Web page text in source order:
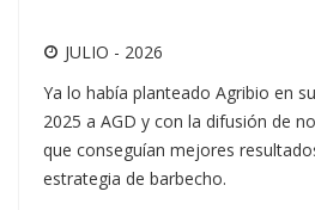
JULIO - 2026
Ya lo había planteado Agribio en
2025 a AGD y con la difusión de
que conseguían mejores
estrategia de barbecho.